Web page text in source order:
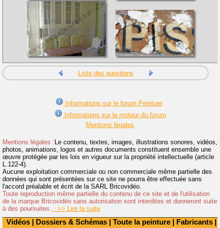
Vidéos | Dossiers & Schémas | Toute la peinture | Fabricants |
Liste des questions
Informations sur le forum Peinture
Informations sur le moteur du forum
Mentions légales
Mentions légales : Le contenu, textes, images, illustrations sonores, vidéos,
photos, animations, logos et autres documents constituent ensemble une
œuvre protégée par les lois en vigueur sur la propriété intellectuelle (article
L.122-4).
Aucune exploitation commerciale ou non commerciale même partielle des
données qui sont présentées sur ce site ne pourra être effectuée sans
l'accord préalable et écrit de la SARL Bricovidéo.
Toute reproduction même partielle du contenu de ce site et de l'utilisation
de la marque Bricovidéo sans autorisation sont interdites et donneront suite
à des poursuites.
>> Lire la suite